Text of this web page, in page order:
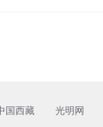
国西藏 光明网